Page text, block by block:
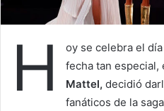
H oy se celebra el
fecha tan especial,
Mattel, decidió
fanáticos de la